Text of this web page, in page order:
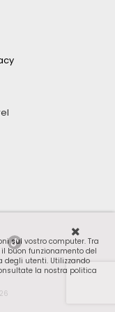
sul vostro computer. Tra
buon funzionamento del
degli utenti. Utilizzando
la nostra politica